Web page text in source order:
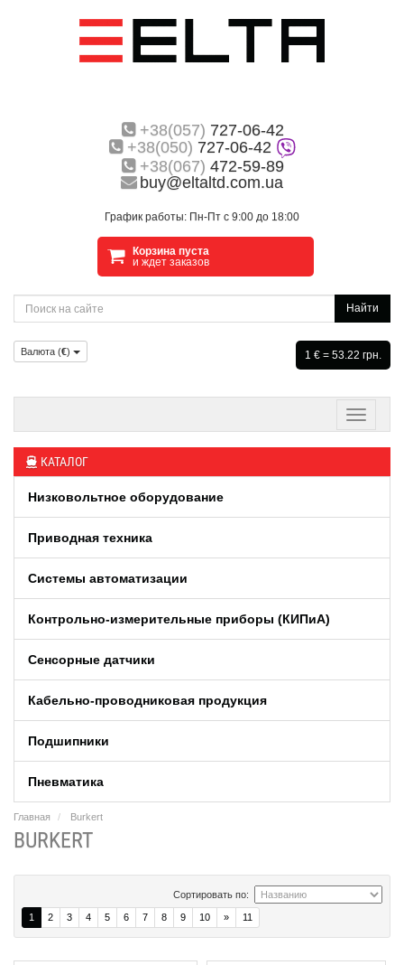
+38(057) 727-06-42
+38(050) 727-06-42
+38(067) 472-59-89
buy@eltaltd.com.ua
График работы: Пн-Пт с 9:00 до 18:00
Корзина пуста
и ждет заказов
Найти
Валюта (€) 1 € = 53.22 грн.
КАТАЛОГ
Низковольтное оборудование
Приводная техника
Системы автоматизации
Контрольно-измерительные приборы (КИПиA)
Сенсорные датчики
Кабельно-проводниковая продукция
Подшипники
Пневматика
Главная Burkert
BURKERT
Сортировать по:
1 2 3 4 5 6 7 8 9 10 » 11